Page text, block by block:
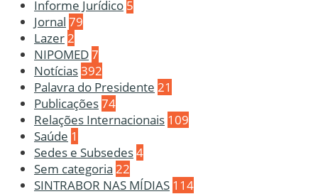
Informe Jurídico 5
Jornal 79
Lazer 2
NIPOMED7
Notícias392
Palavra do Presidente 21
Publicações74
Relações Internacionais 109
Saúde 1
Sedes e Subsedes4
Sem categoria 22
SINTRABOR NAS MÍDIAS 114